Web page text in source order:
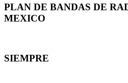
PLAN DE BANDAS DE
MEXICO
SIEMPRE